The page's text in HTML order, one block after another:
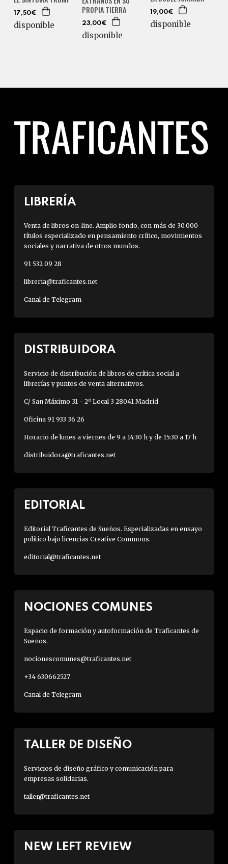
17,50€
disponible
PROPIA TIERRA
23,00€
disponible
19,00€
disponible
LIBRERÍA
Venta de libros on-line. Amplio fondo, con más de 30.000
títulos especializado en pensamiento crítico, movimientos
sociales y narrativa de otros mundos.
91 532 09 28
libreria@traficantes.net
Canal de Telegram
DISTRIBUIDORA
Servicio de distribución de libros de crítica social a
librerías y puntos de venta alternativos.
C/ San Máximo 31 - 2º Local 3 28041 Madrid
Oficina 91 933 36 26
Horario de lunes a viernes de 9 a 14:30 h y de 15:30 a 17 h
distribuidora@traficantes.net
EDITORIAL
Editorial Traficantes de Sueños. Especializadas en ensayo
político bajo licencias Creative Commons.
editorial@traficantes.net
NOCIONES COMUNES
Espacio de formación y autoformación de Traficantes de
Sueños.
nocionescomunes@traficantes.net
+34 630662527
Canal de Telegram
TALLER DE DISEÑO
Servicios de diseño gráfico y comunicación para
empresas solidarias.
taller@traficantes.net
NEW LEFT REVIEW